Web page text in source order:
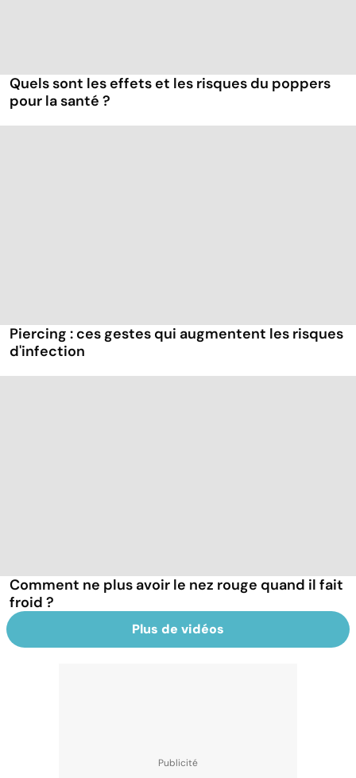
Quels sont les effets et les risques du poppers
pour la santé ?
Piercing : ces gestes qui augmentent les risques
d'infection
Comment ne plus avoir le nez rouge quand il fait
froid ?
Plus de vidéos